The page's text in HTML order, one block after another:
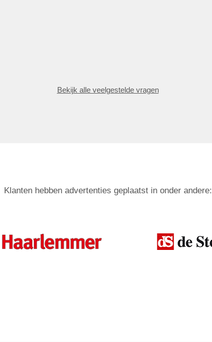
Bekijk alle veelgestelde vragen
Klanten hebben advertenties geplaatst in onder andere: